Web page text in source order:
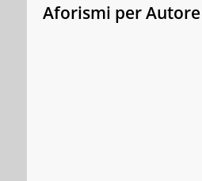
Aforismi per Autore